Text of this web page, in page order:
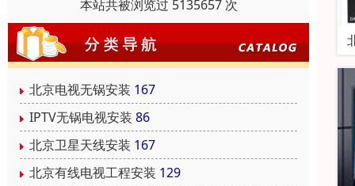
本站共被浏览过 5135657 次
北京电视无锅安装 167
IPTV无锅电视安装 86
北京卫星天线安装 167
北京有线电视工程安装 129